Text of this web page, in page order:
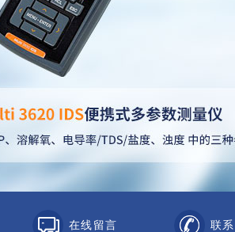
在线留言 联